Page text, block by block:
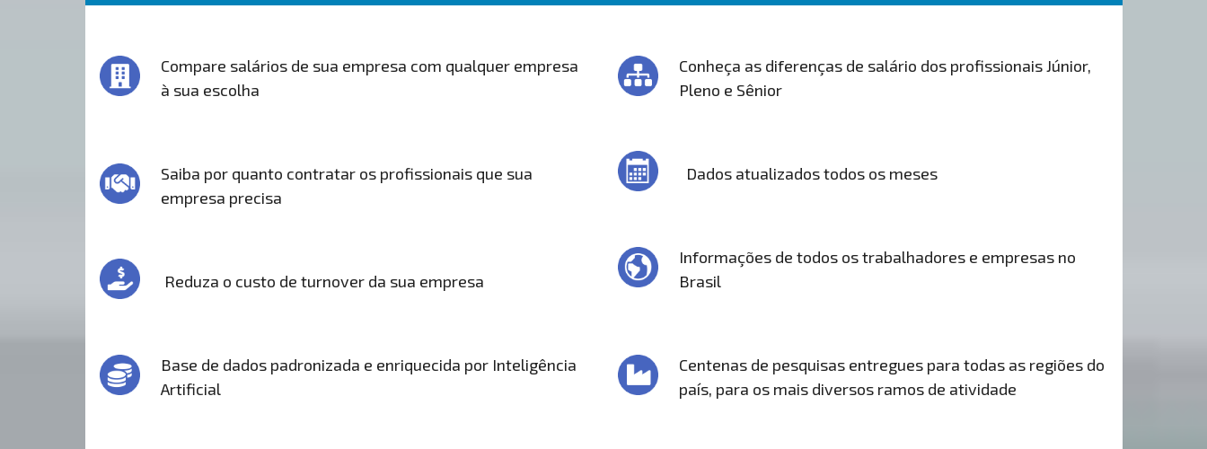
Compare salários de sua empresa com qualquer empresa
à sua escolha
Saiba por quanto contratar os profissionais que sua
empresa precisa
Reduza o custo de turnover da sua empresa
Base de dados padronizada e enriquecida por Inteligência
Artificial
Conheça as diferenças de salário dos profissionais Júnior,
Pleno e Sênior
Dados atualizados todos os meses
Informações de todos os trabalhadores e empresas no
Brasil
Centenas de pesquisas entregues para todas as regiões do
país, para os mais diversos ramos de atividade